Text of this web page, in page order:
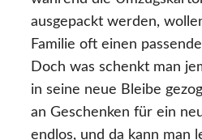
ausgepackt werden,
Familie oft einen
Doch was schenkt man
in seine neue Bleibe
an Geschenken für ein
endlos, und da kann man